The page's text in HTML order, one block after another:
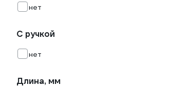
нет
С ручкой
нет
Длина, мм